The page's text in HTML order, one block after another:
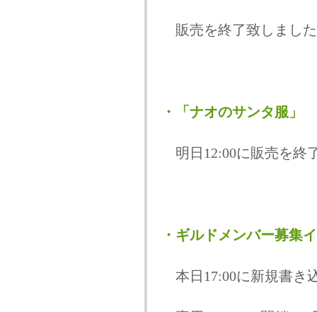
販売を終了致しまし
・「ナオのサンタ服」
明日12:00に販売を終
・ギルドメンバー募集
本日17:00に新規書き